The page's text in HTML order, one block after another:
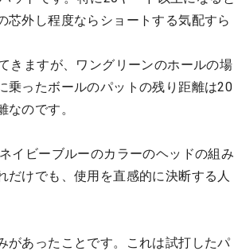
外し程度ならショートする気配すら
きますが、ワングリーンのホールの場
乗ったボールのパットの残り距離は20
のです。
イビーブルーのカラーのヘッドの組み
けでも、使用を直感的に決断する人
があったことです。これは試打したパ